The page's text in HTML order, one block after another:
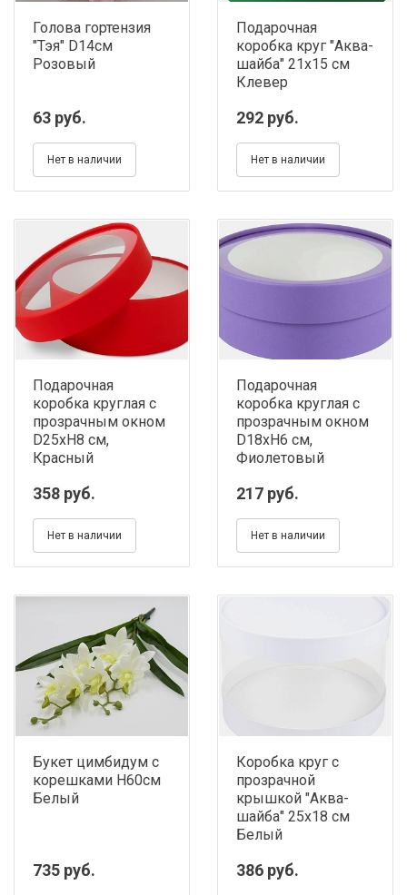
Голова гортензия
"Тэя" D14см
Розовый
63 руб.
Нет в наличии
Подарочная
коробка круг "Аква-
шайба" 21х15 см
Клевер
292 руб.
Нет в наличии
Подарочная
коробка круглая с
прозрачным окном
D25хH8 см,
Красный
358 руб.
Нет в наличии
Подарочная
коробка круглая с
прозрачным окном
D18хH6 см,
Фиолетовый
217 руб.
Нет в наличии
Букет цимбидум с
корешками H60см
Белый
735 руб.
Коробка круг с
прозрачной
крышкой "Аква-
шайба" 25х18 см
Белый
386 руб.